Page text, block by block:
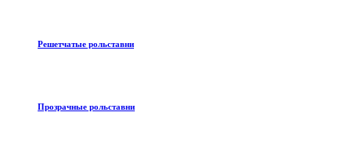
Решетчатые рольставни
Прозрачные рольставни